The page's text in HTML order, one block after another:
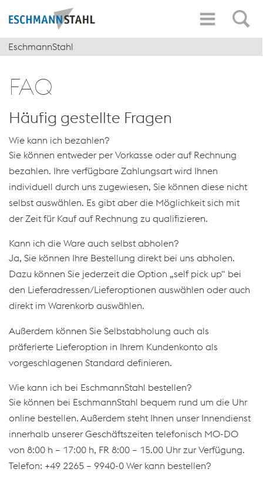
EschmannStahl
FAQ
Häufig gestellte Fragen
Wie kann ich bezahlen?
Sie können entweder per Vorkasse oder auf Rechnung
bezahlen. Ihre verfügbare Zahlungsart wird Ihnen
individuell durch uns zugewiesen, Sie können diese nicht
selbst auswählen. Es gibt aber die Möglichkeit sich mit
der Zeit für Kauf auf Rechnung zu qualifizieren.
Kann ich die Ware auch selbst abholen?
Ja, Sie können Ihre Bestellung direkt bei uns abholen.
Dazu können Sie jederzeit die Option „self pick up“ bei
den Lieferadressen/Lieferoptionen auswählen oder auch
direkt im Warenkorb auswählen.
Außerdem können Sie Selbstabholung auch als
präferierte Lieferoption in Ihrem Kundenkonto als
vorgeschlagenen Standard definieren.
Wie kann ich bei EschmannStahl bestellen?
Sie können bei EschmannStahl bequem rund um die Uhr
online bestellen. Außerdem steht Ihnen unser Innendienst
innerhalb unserer Geschäftszeiten telefonisch MO-DO
von 8:00 h – 17:00 h, FR 8:00 – 15.00 Uhr zur Verfügung.
Telefon: +49 2265 – 9940-0 Wer kann bestellen?